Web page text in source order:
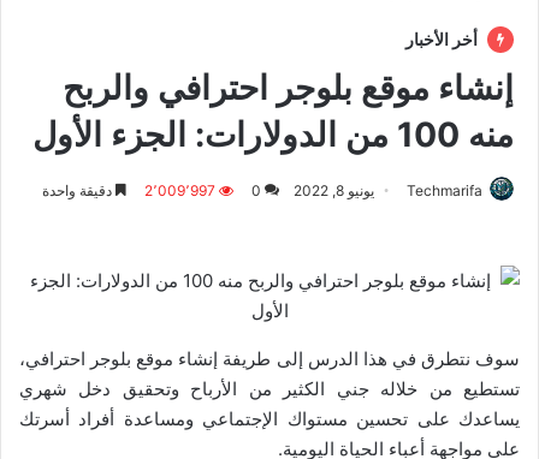
أخر الأخبار
إنشاء موقع بلوجر احترافي والربح
منه 100 من الدولارات: الجزء الأول
Techmarifa يونيو 8, 2022 0 2٬009٬997 دقيقة واحدة
سوف نتطرق في هذا الدرس إلى طريفة إنشاء موقع بلوجر احترافي،
تستطيع من خلاله جني الكثير من الأرباح وتحقيق دخل شهري
يساعدك على تحسين مستواك الإجتماعي ومساعدة أفراد أسرتك
على مواجهة أعباء الحياة اليومية.